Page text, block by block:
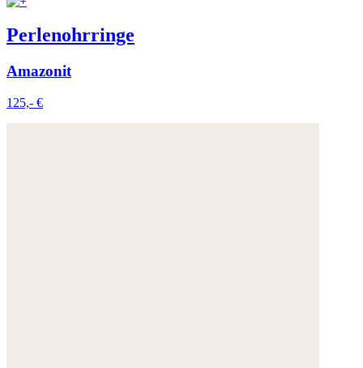
Perlenohrringe
Amazonit
125,- €